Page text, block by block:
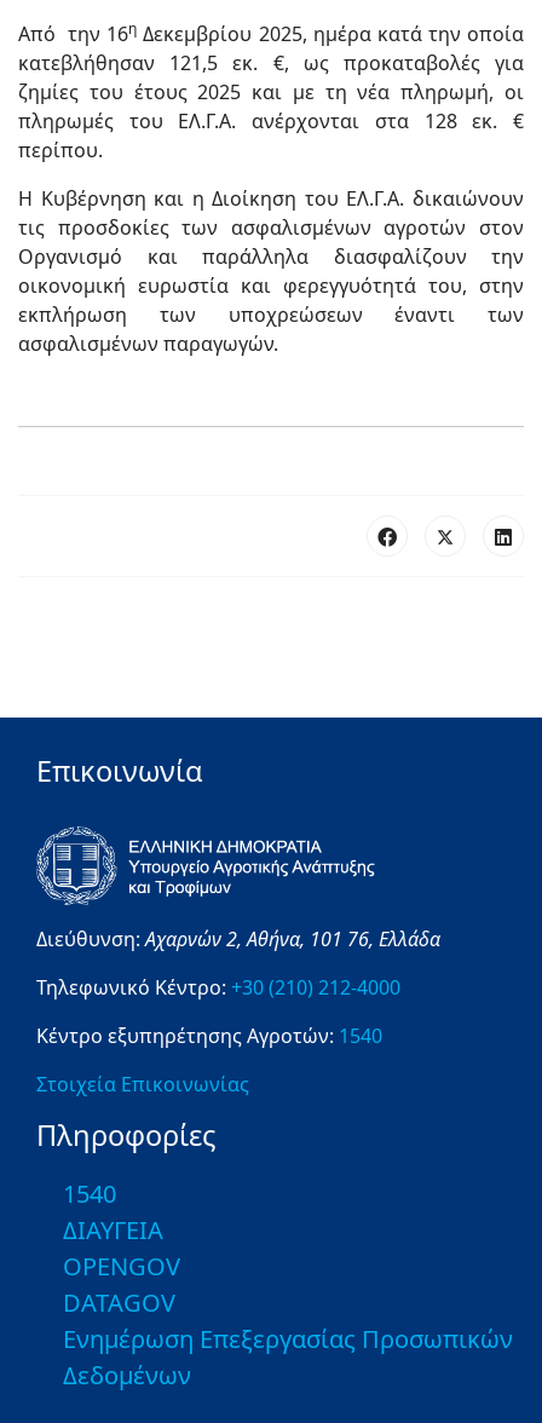
Από την 16η Δεκεμβρίου 2025, ημέρα κατά την οποία
κατεβλήθησαν 121,5 εκ. €, ως προκαταβολές για
ζημίες του έτους 2025 και με τη νέα πληρωμή, οι
πληρωμές του ΕΛ.Γ.Α. ανέρχονται στα 128 εκ. €
περίπου.
Η Κυβέρνηση και η Διοίκηση του ΕΛ.Γ.Α. δικαιώνουν
τις προσδοκίες των ασφαλισμένων αγροτών στον
Οργανισμό και παράλληλα διασφαλίζουν την
οικονομική ευρωστία και φερεγγυότητά του, στην
εκπλήρωση των υποχρεώσεων έναντι των
ασφαλισμένων παραγωγών.
Επικοινωνία
Διεύθυνση:Αχαρνών 2,Αθήνα, 101 76, Ελλάδα
Τηλεφωνικό Κέντρο: +30 (210) 212-4000
Κέντρο εξυπηρέτησης Αγροτών: 1540
Στοιχεία Επικοινωνίας
Πληροφορίες
1540
ΔΙΑΥΓΕΙΑ
OPENGOV
DATAGOV
Ενημέρωση Επεξεργασίας Προσωπικών
Δεδομένων